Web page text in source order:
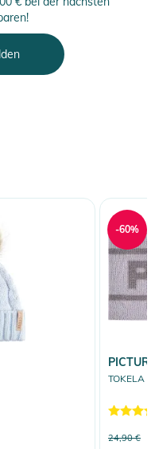
PICTURE
TOKELA
24,90 €
-60%